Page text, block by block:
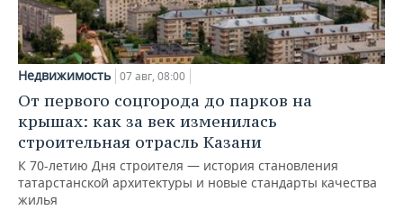
Недвижимость 07 авг, 08:00
От первого соцгорода до парков на
крышах: как за век изменилась
строительная отрасль Казани
К 70-летию Дня строителя — история становления
татарстанской архитектуры и новые стандарты качества
жилья